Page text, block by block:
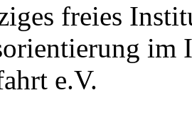
freies
im
e.V.